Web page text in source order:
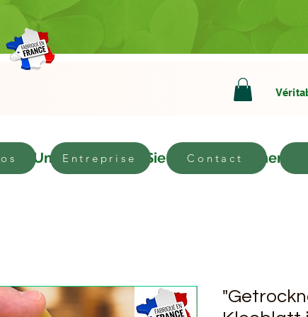
Um Werden Sie Vertriebspartner
Entreprise Contact